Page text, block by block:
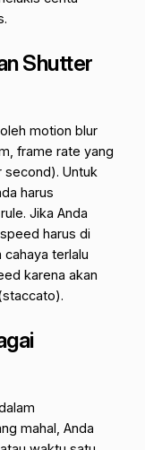
Shutter
motion blur
frame rate yang
second). Untuk
harus
. Jika Anda
harus di
cahaya terlalu
karena akan
staccato).
mahal, Anda